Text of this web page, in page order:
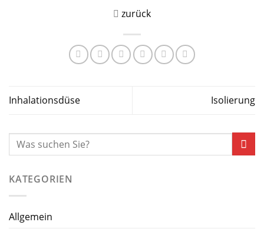
zurück
Inhalationsdüse Isolierung
KATEGORIEN
Allgemein